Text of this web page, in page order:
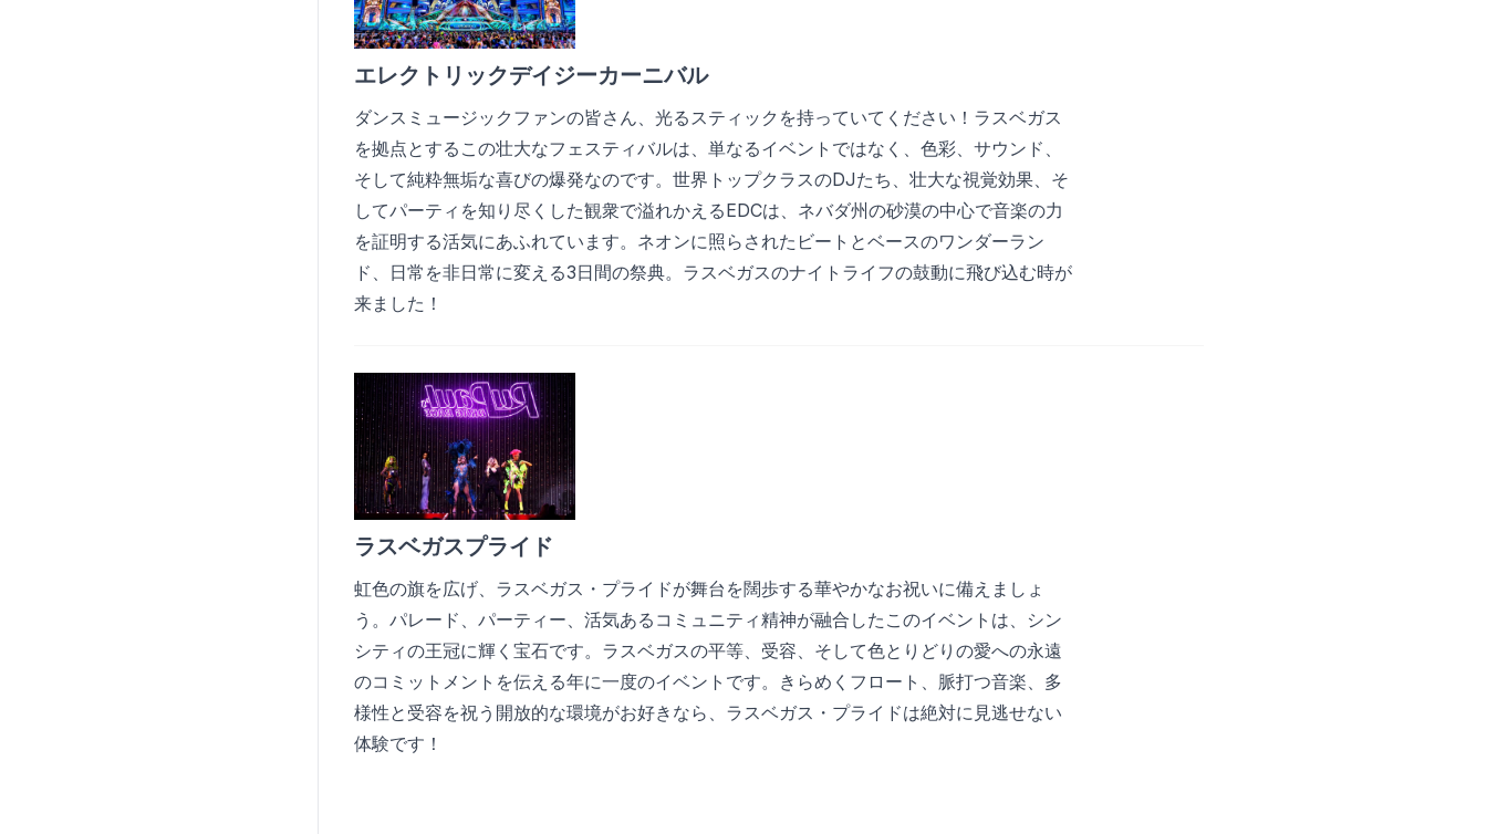
エレクトリックデイジーカーニバル
ダンスミュージックファンの皆さん、光るスティックを持っていてください！ラスベガス
を拠点とするこの壮大なフェスティバルは、単なるイベントではなく、色彩、サウンド、
そして純粋無垢な喜びの爆発なのです。世界トップクラスのDJたち、壮大な視覚効果、そ
してパーティを知り尽くした観衆で溢れかえるEDCは、ネバダ州の砂漠の中心で音楽の力
を証明する活気にあふれています。ネオンに照らされたビートとベースのワンダーラン
ド、日常を非日常に変える3日間の祭典。ラスベガスのナイトライフの鼓動に飛び込む時が
来ました！
ラスベガスプライド
虹色の旗を広げ、ラスベガス・プライドが舞台を闊歩する華やかなお祝いに備えましょ
う。パレード、パーティー、活気あるコミュニティ精神が融合したこのイベントは、シン
シティの王冠に輝く宝石です。ラスベガスの平等、受容、そして色とりどりの愛への永遠
のコミットメントを伝える年に一度のイベントです。きらめくフロート、脈打つ音楽、多
様性と受容を祝う開放的な環境がお好きなら、ラスベガス・プライドは絶対に見逃せない
体験です！